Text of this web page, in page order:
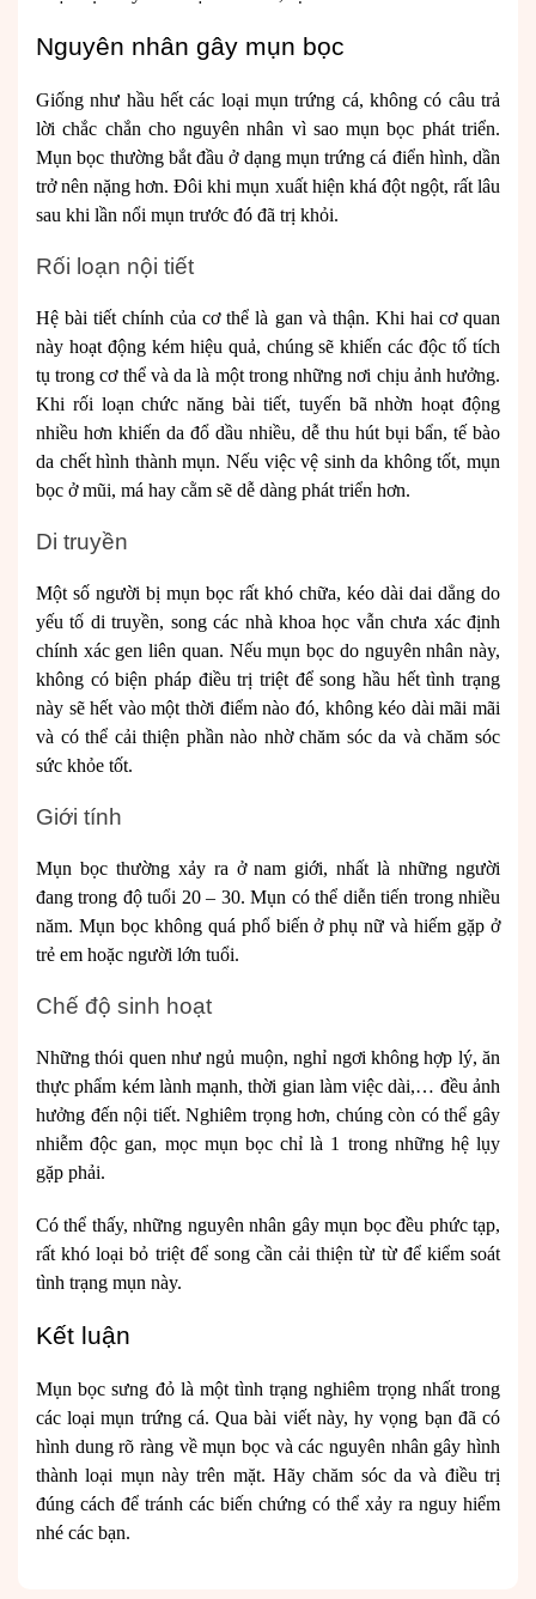
Nguyên nhân gây mụn bọc
Giống như hầu hết các loại mụn trứng cá, không có câu trả
lời chắc chắn cho nguyên nhân vì sao mụn bọc phát triển.
Mụn bọc thường bắt đầu ở dạng mụn trứng cá điển hình, dần
trở nên nặng hơn. Đôi khi mụn xuất hiện khá đột ngột, rất lâu
sau khi lần nổi mụn trước đó đã trị khỏi.
Rối loạn nội tiết
Hệ bài tiết chính của cơ thể là gan và thận. Khi hai cơ quan
này hoạt động kém hiệu quả, chúng sẽ khiến các độc tố tích
tụ trong cơ thể và da là một trong những nơi chịu ảnh hưởng.
Khi rối loạn chức năng bài tiết, tuyến bã nhờn hoạt động
nhiều hơn khiến da đổ dầu nhiều, dễ thu hút bụi bẩn, tế bào
da chết hình thành mụn. Nếu việc vệ sinh da không tốt, mụn
bọc ở mũi, má hay cằm sẽ dễ dàng phát triển hơn.
Di truyền
Một số người bị mụn bọc rất khó chữa, kéo dài dai dẳng do
yếu tố di truyền, song các nhà khoa học vẫn chưa xác định
chính xác gen liên quan. Nếu mụn bọc do nguyên nhân này,
không có biện pháp điều trị triệt để song hầu hết tình trạng
này sẽ hết vào một thời điểm nào đó, không kéo dài mãi mãi
và có thể cải thiện phần nào nhờ chăm sóc da và chăm sóc
sức khỏe tốt.
Giới tính
Mụn bọc thường xảy ra ở nam giới, nhất là những người
đang trong độ tuổi 20 – 30. Mụn có thể diễn tiến trong nhiều
năm. Mụn bọc không quá phổ biến ở phụ nữ và hiếm gặp ở
trẻ em hoặc người lớn tuổi.
Chế độ sinh hoạt
Những thói quen như ngủ muộn, nghỉ ngơi không hợp lý, ăn
thực phẩm kém lành mạnh, thời gian làm việc dài,… đều ảnh
hưởng đến nội tiết. Nghiêm trọng hơn, chúng còn có thể gây
nhiễm độc gan, mọc mụn bọc chỉ là 1 trong những hệ lụy
gặp phải.
Có thể thấy, những nguyên nhân gây mụn bọc đều phức tạp,
rất khó loại bỏ triệt để song cần cải thiện từ từ để kiểm soát
tình trạng mụn này.
Kết luận
Mụn bọc sưng đỏ là một tình trạng nghiêm trọng nhất trong
các loại mụn trứng cá. Qua bài viết này, hy vọng bạn đã có
hình dung rõ ràng về mụn bọc và các nguyên nhân gây hình
thành loại mụn này trên mặt. Hãy chăm sóc da và điều trị
đúng cách để tránh các biến chứng có thể xảy ra nguy hiểm
nhé các bạn.